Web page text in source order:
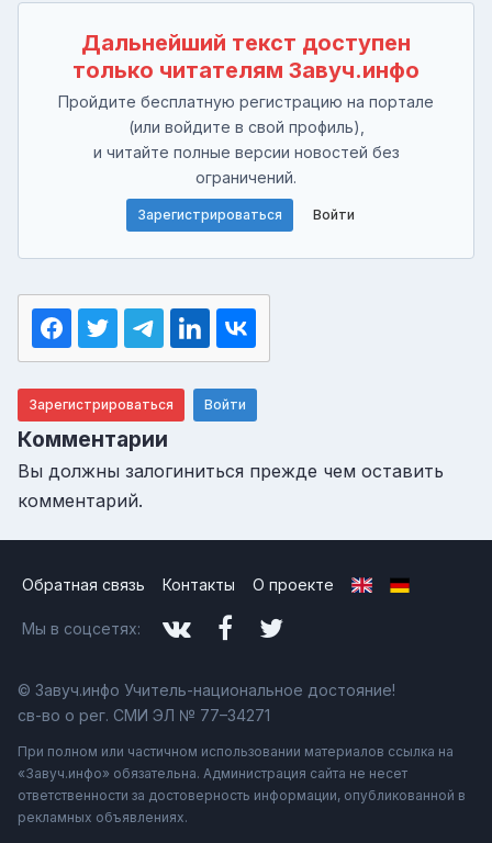
Дальнейший текст доступен
только читателям Завуч.инфо
Пройдите бесплатную регистрацию на портале
(или войдите в свой профиль),
и читайте полные версии новостей без
ограничений.
Зарегистрироваться Войти
Зарегистрироваться Войти
Комментарии
Вы должны залогиниться прежде чем оставить
комментарий.
Обратная связь Контакты О проекте
Мы в соцсетях:
© Завуч.инфо Учитель-национальное достояние!
св-во о рег. СМИ ЭЛ № 77–34271
При полном или частичном использовании материалов ссылка на
«Завуч.инфо» обязательна. Администрация сайта не несет
ответственности за достоверность информации, опубликованной в
рекламных объявлениях.